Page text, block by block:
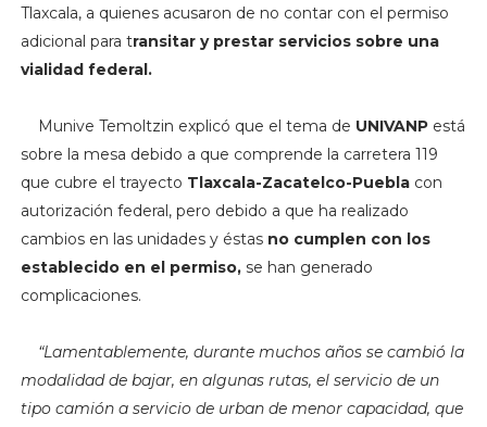
Tlaxcala, a quienes acusaron de no contar con el permiso
adicional para transitar y prestar servicios sobre una
vialidad federal.
Munive Temoltzin explicó que el tema de UNIVANP está
sobre la mesa debido a que comprende la carretera 119
que cubre el trayecto Tlaxcala-Zacatelco-Pueblacon
autorización federal, pero debido a que ha realizado
cambios en las unidades y éstasno cumplen con los
establecido en el permiso,se han generado
complicaciones.
“Lamentablemente, durante muchos años se cambió la
modalidad de bajar, en algunas rutas, el servicio de un
tipo camión a servicio de urban de menor capacidad, que